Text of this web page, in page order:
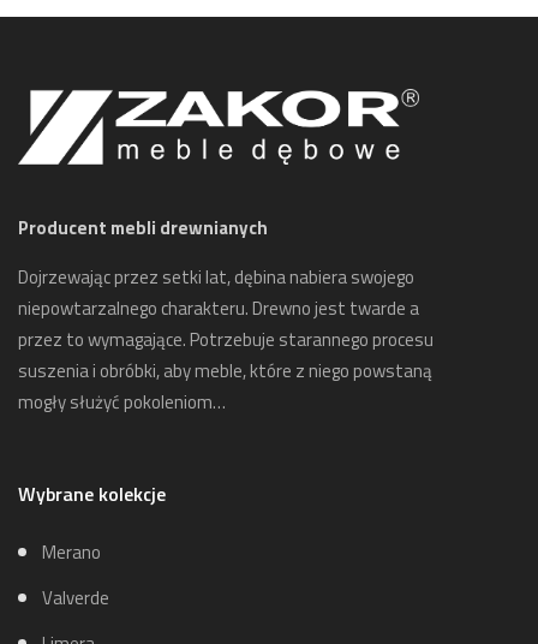
Producent mebli drewnianych
Dojrzewając przez setki lat, dębina nabiera swojego
niepowtarzalnego charakteru. Drewno jest twarde a
przez to wymagające. Potrzebuje starannego procesu
suszenia i obróbki, aby meble, które z niego powstaną
mogły służyć pokoleniom…
Wybrane kolekcje
Merano
Valverde